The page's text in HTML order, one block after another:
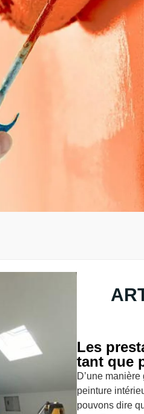
Les
tant que
D’une
peinture
pouvons dire